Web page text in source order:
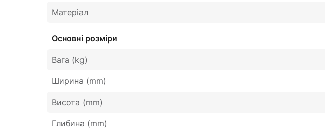
Матеріал
Основні розміри
Вага (kg)
Ширина (mm)
Висота (mm)
Глибина (mm)